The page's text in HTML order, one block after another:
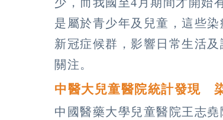
是屬於青少年及兒童，這些
新冠症候群，影響日常生活
關注。
中醫大兒童醫院統計發現
中國醫藥大學兒童醫院王志